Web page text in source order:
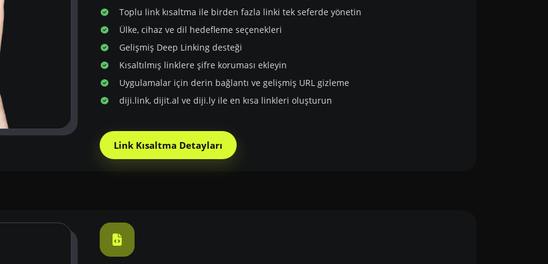
Toplu link kısaltma ile birden fazla linki tek seferde yönetin
Ülke, cihaz ve dil hedefleme seçenekleri
Gelişmiş Deep Linking desteği
Kısaltılmış linklere şifre koruması ekleyin
Uygulamalar için derin bağlantı ve gelişmiş URL gizleme
diji.link, dijit.al ve diji.ly ile en kısa linkleri oluşturun
Link Kısaltma Detayları